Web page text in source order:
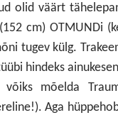
olid väärt
cm) OTMUNDi
tugev külg.
hindeks
mõelda
Aga